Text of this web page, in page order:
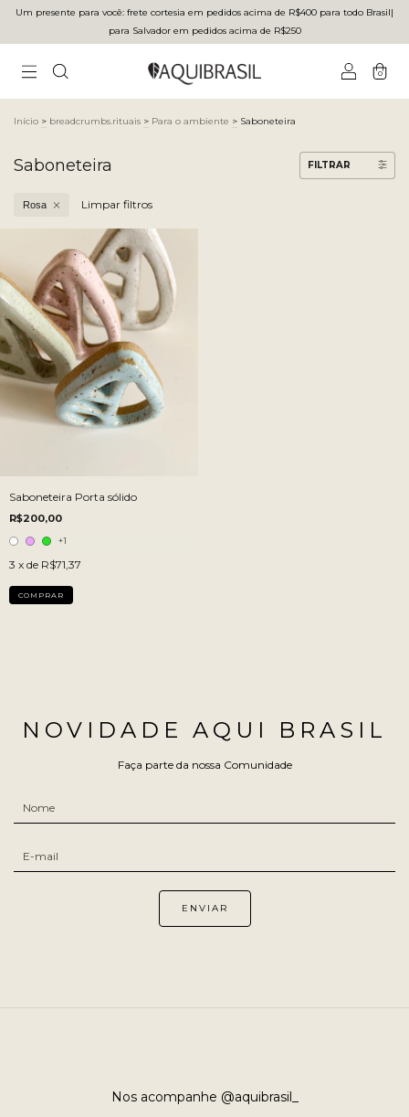
Um presente para você: frete cortesia em pedidos acima de R$400 para todo Brasilㅤ|ㅤ
para Salvador em pedidos acima de R$250
0
Início > breadcrumbs.rituais > Para o ambiente > Saboneteira
Saboneteira FILTRAR
Rosa Limpar filtros
Saboneteira Porta sólido
R$200,00
+1
3 x de R$71,37
COMPRAR
NOVIDADE AQUI BRASIL
Faça parte da nossa Comunidade
Nos acompanhe @aquibrasil_